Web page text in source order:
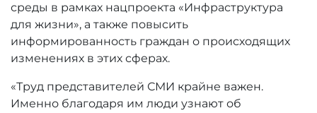
среды в рамках нацпроекта «Инфраструктура
для жизни», а также повысить
информированность граждан о происходящих
изменениях в этих сферах.
«Труд представителей СМИ крайне важен.
Именно благодаря им люди узнают об